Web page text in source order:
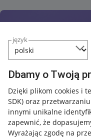
język
Dbamy o Twoją
Dzięki plikom cookies i
SDK) oraz
innymi unikalne
zapewnić, że
Wyrażając zgodę na